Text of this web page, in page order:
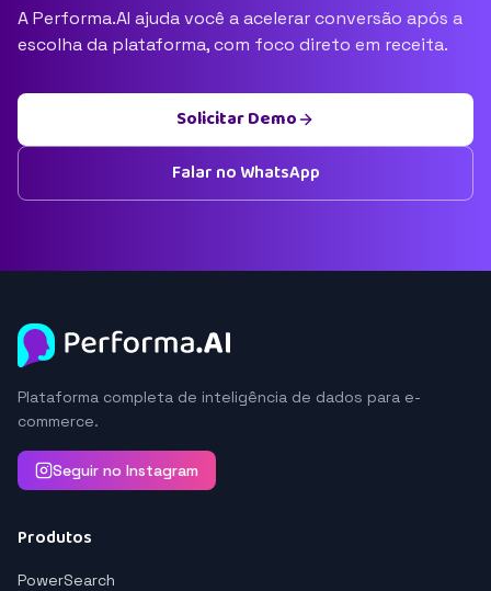
A Performa.AI ajuda você a acelerar conversão após a
escolha da plataforma, com foco direto em receita.
Solicitar Demo
Falar no WhatsApp
Plataforma completa de inteligência de dados para e-
commerce.
Seguir no Instagram
Produtos
PowerSearch